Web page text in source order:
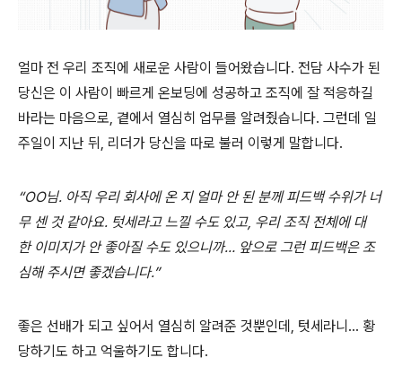
얼마 전 우리 조직에 새로운 사람이 들어왔습니다. 전담 사수가 된
당신은 이 사람이 빠르게 온보딩에 성공하고 조직에 잘 적응하길
바라는 마음으로, 곁에서 열심히 업무를 알려줬습니다. 그런데 일
주일이 지난 뒤, 리더가 당신을 따로 불러 이렇게 말합니다.
“OO님. 아직 우리 회사에 온 지 얼마 안 된 분께 피드백 수위가 너
무 센 것 같아요. 텃세라고 느낄 수도 있고, 우리 조직 전체에 대
한 이미지가 안 좋아질 수도 있으니까… 앞으로 그런 피드백은 조
심해 주시면 좋겠습니다.”
좋은 선배가 되고 싶어서 열심히 알려준 것뿐인데, 텃세라니… 황
당하기도 하고 억울하기도 합니다.